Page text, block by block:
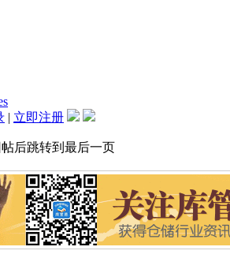
| 立即注册
帖后跳转到最后一页